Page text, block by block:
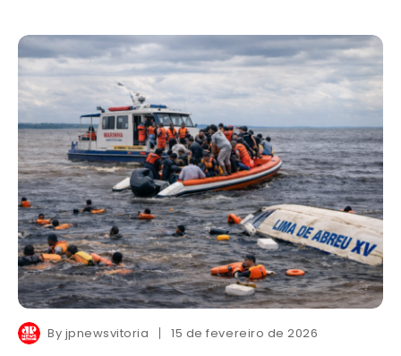
By jpnewsvitoria 15 de fevereiro de 2026